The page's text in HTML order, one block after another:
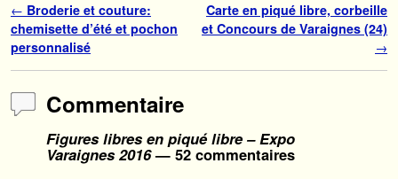
Navigation des articles
← Broderie et couture:
chemisette d’été et pochon
personnalisé
Carte en piqué libre, corbeille
et Concours de Varaignes (24)
→
Commentaire
Figures libres en piqué libre – Expo
Varaignes 2016— 52 commentaires